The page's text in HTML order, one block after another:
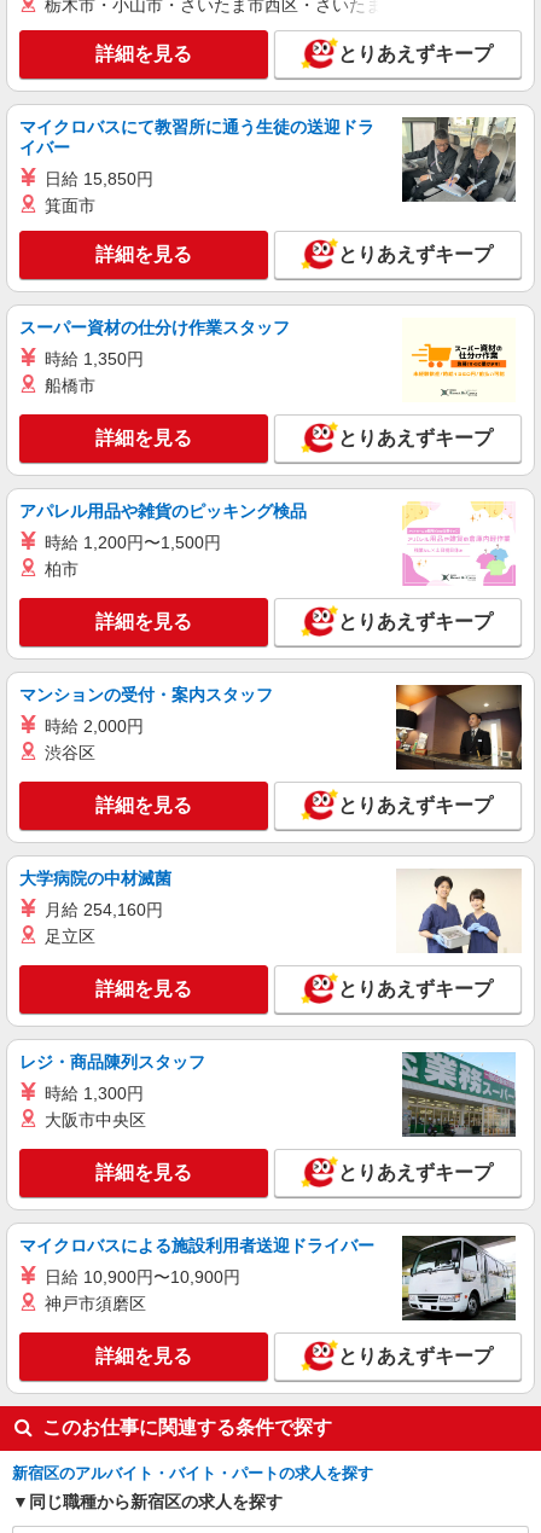
アルバイト パート 職業紹介
株式会社フルキャスト東京支社/EA0401G-AAE
未経験OK♪カンタン事務ワーク
時給1600円〜1800円（22:00〜翌5:00の深夜手
当で時給UP） ※給与幅は経験・能力による
詳細を見る
パート 職業紹介
株式会社フルキャスト東京支社/EA0401G-AA
ク イベントスタッフ等
時給1600円〜1800円（22:00〜翌5:00の深夜手
当で時給UP） ※給与幅は経験・能力による
東京都新宿区
キープ 詳細を見る
株式会社フルキャスト東京支社/EA0401G-AM
＼大人気♪／オフィスワーク！！その他イメベ
ントスタッフ、仕分け等もあります！
時給1600円〜1800円（22:00〜翌5:00の深夜手
当で時給UP） ※給与幅は経験・能力による
東京都新宿区
キープ 詳細を見る
株式会社パソナ・東京キャリアセンター/KT6001169775
一般事務/データ入力
時給1720円 月収例：258000円 ★交通費規定に
東京都新宿区（東京メトロ丸ノ内線西新宿駅）
キープ 詳細を見る
株式会社パソナ・東京キャリアセンター/KT600117668403
時給1700円 月収例：255000円 ★交通費規定に
東京都新宿区（東京メトロ丸ノ内線新宿御苑前
キープ 詳細を見る
派遣社員
株式会社パソナ・東京キャリアセンター/KT6001178062
一般事務
時給1750円 ★交通費規定に基づき交通費支給
東京都新宿区（新宿駅）
キープ 詳細を見る
栃木市・小山市・さいたま市西区・さいたま市岩槻区・久喜市・
詳細を見る とりあえずキープ
マイクロバスにて教習所に通う生徒の送迎ドラ
イバー
日給 15,850円
箕面市
詳細を見る とりあえずキープ
スーパー資材の仕分け作業スタッフ
時給 1,350円
船橋市
詳細を見る とりあえずキープ
アパレル用品や雑貨のピッキング検品
時給 1,200円〜1,500円
柏市
詳細を見る とりあえずキープ
マンションの受付・案内スタッフ
時給 2,000円
渋谷区
詳細を見る とりあえずキープ
大学病院の中材滅菌
月給 254,160円
足立区
詳細を見る とりあえずキープ
レジ・商品陳列スタッフ
時給 1,300円
大阪市中央区
詳細を見る とりあえずキープ
マイクロバスによる施設利用者送迎ドライバー
日給 10,900円〜10,900円
神戸市須磨区
詳細を見る とりあえずキープ
このお仕事に関連する条件で探す
新宿区のアルバイト・バイト・パートの求人を探す
同じ職種から新宿区の求人を探す